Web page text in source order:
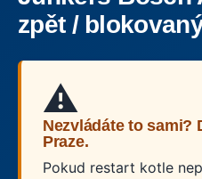
zpět /
⚠️
Nezvládáte to sami?
Praze.
Pokud restart kotle